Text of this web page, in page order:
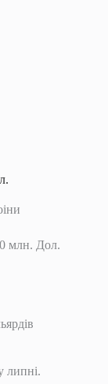
млн. Дол.
липні.